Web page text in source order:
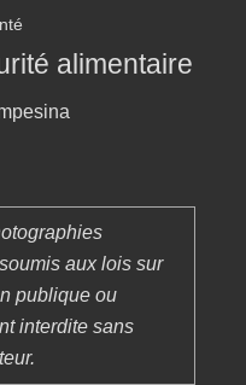
alimentaire
aux lois sur
publique ou
interdite sans